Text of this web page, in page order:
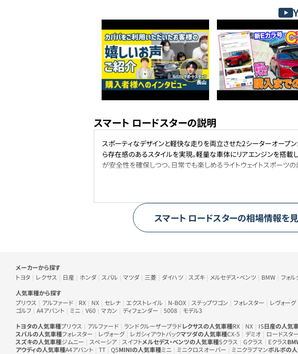
スマート ロードスターの説明
スポーティなデザインと軽快な走りを両立させた2シーターオープン
ら存在感のあるスタイルを実現。軽量な車体にリアエンジンを搭載
が安全性を確保しつつ、日常でも楽しめるライトウェイトスポーツの
スマート ロードスターの相場情報を
車のメーカー・人気車種から探す
メーカーから探す
トヨタ
レクサス 日産 ホンダ スバル マツダ 三菱 ダイハツ スズキ メルセデス・ベンツ BMW フォ
人気車種から探す
プリウス
アルファード RX NX セレナ エクストレイル N-BOX ステップワゴン フォレスター レヴォーグ
ゴルフ
A4アバント ミニ V60 マカン ディフェンダー 5008
モデル3
トヨタの人気車種プリウス アルファード ランドクルーザープラドレクサスの人気車種RX NX IS日産の人気
スバルの人気車種フォレスター レヴォーグ レガシィアウトバックマツダの人気車種CX-5 デミオ ロードスター
スズキの人気車種ジムニー スペーシア スイフトメルセデス・ベンツの人気車種Sクラス Gクラス Eクラス
アウディの人気車種A4アバント TT Q5MINIの人気車種ミニ ミニクロスオーバー ミニクラブマンボルボの